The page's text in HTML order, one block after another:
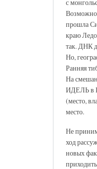
с
прошла
краю
так. ДНК
Но,
Ранняя
На
ИДЕЛЬ в
(место,
место.
Не
ход
новых